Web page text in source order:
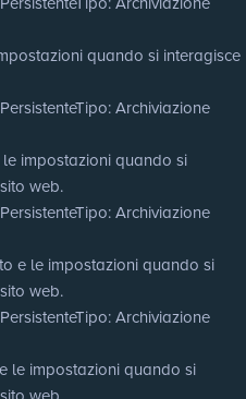
quando si interagisce
Tipo: Archiviazione
impostazioni quando si
web.
Tipo: Archiviazione
e le impostazioni quando si
web.
Tipo: Archiviazione
le impostazioni quando si